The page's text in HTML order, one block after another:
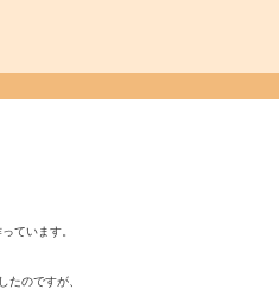
ています。
のですが、